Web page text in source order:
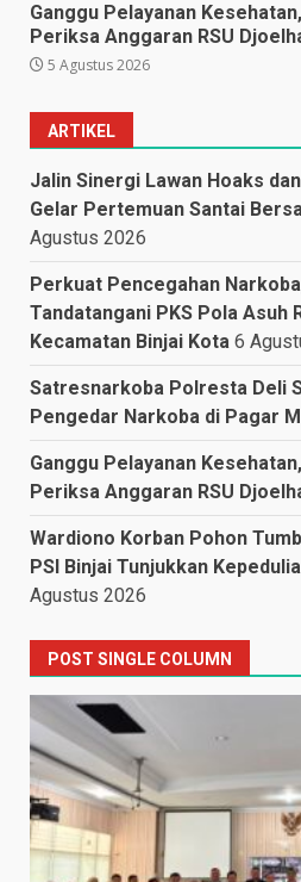
Ganggu Pelayanan
Periksa Anggaran RSU
5 Agustus 2026
ARTIKEL
Jalin Sinergi Lawan Hoaks
Gelar Pertemuan Santai
Agustus 2026
Perkuat Pencegahan
Tandatangani PKS Pola Asuh
Kecamatan Binjai Kota 6
Satresnarkoba Polresta Deli
Pengedar Narkoba di Pagar
Ganggu Pelayanan
Periksa Anggaran RSU
Wardiono Korban Pohon
PSI Binjai Tunjukkan
Agustus 2026
POST SINGLE COLUMN